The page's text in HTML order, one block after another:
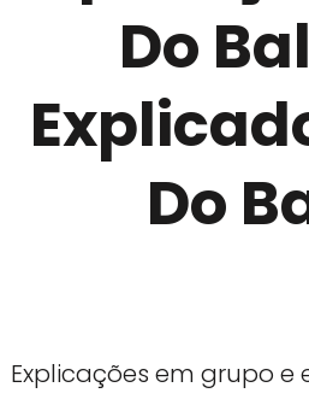
Do
Do
Explicações em grupo e